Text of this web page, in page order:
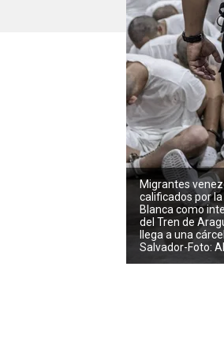
Migrantes
calificados por la
Blanca como
del Tren de
llega a una
Salvador-Foto: